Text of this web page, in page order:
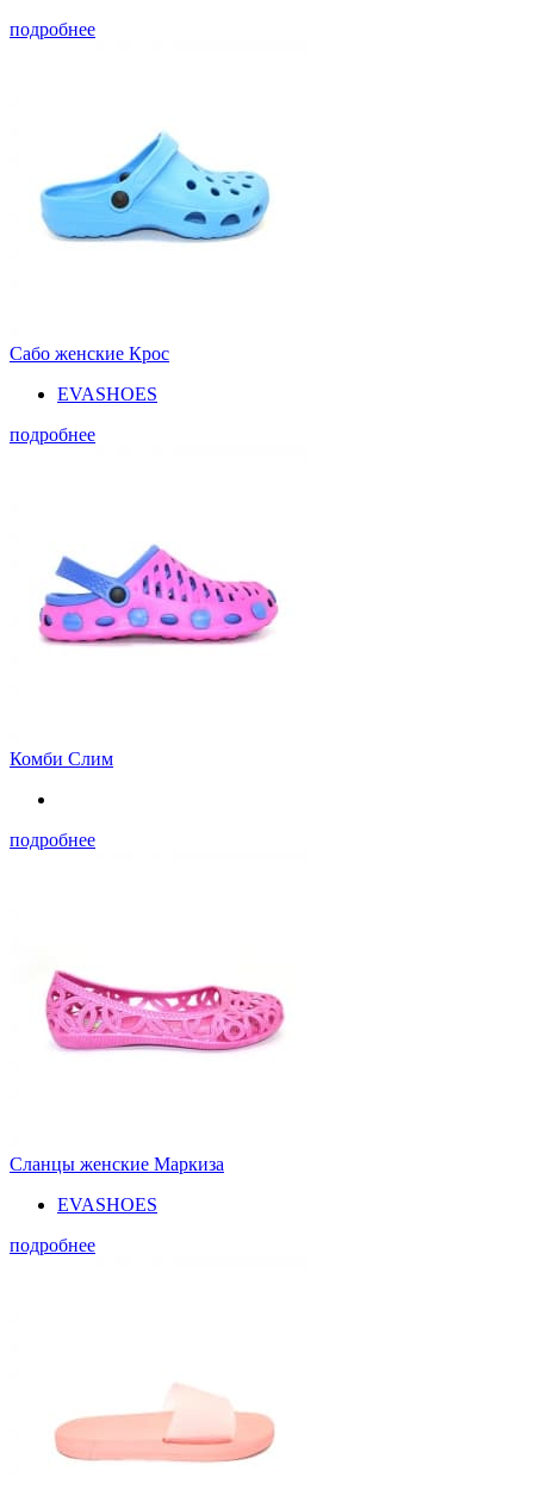
подробнее
Сабо женские Крос
EVASHOES
подробнее
Комби Слим
подробнее
Сланцы женские Маркиза
EVASHOES
подробнее